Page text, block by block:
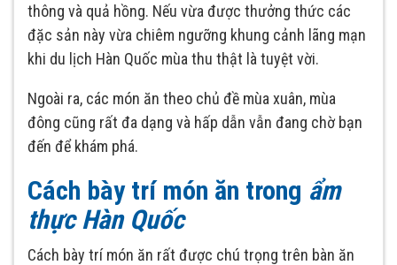
thông và quả hồng. Nếu vừa được thưởng thức các
đặc sản này vừa chiêm ngưỡng khung cảnh lãng mạn
khi du lịch Hàn Quốc mùa thu thật là tuyệt vời.
Ngoài ra, các món ăn theo chủ đề mùa xuân, mùa
đông cũng rất đa dạng và hấp dẫn vẫn đang chờ bạn
đến để khám phá.
Cách bày trí món ăn trong ẩm
thực Hàn Quốc
Cách bày trí món ăn rất được chú trọng trên bàn ăn